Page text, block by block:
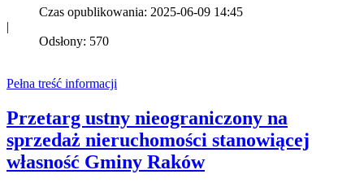
Czas opublikowania: 2025-06-09 14:45
|
Odsłony: 570
Pełna treść informacji
Przetarg ustny nieograniczony na
sprzedaż nieruchomości stanowiącej
własność Gminy Raków